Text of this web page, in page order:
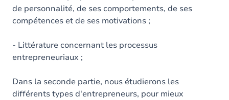
de personnalité, de ses comportements, de ses
compétences et de ses motivations ;
- Littérature concernant les processus
entrepreneuriaux ;
Dans la seconde partie, nous étudierons les
différents types d'entrepreneurs, pour mieux